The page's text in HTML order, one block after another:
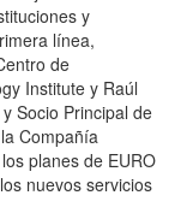
y
línea,
de
Institute y Raúl
y Socio Principal de
Compañía
planes de EURO
nuevos servicios